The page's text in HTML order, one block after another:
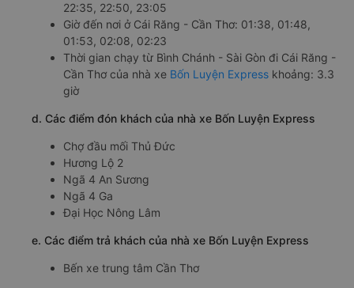
22:35, 22:50, 23:05
Giờ đến nơi ở Cái Răng - Cần Thơ: 01:38, 01:48,
01:53, 02:08, 02:23
Thời gian chạy từ Bình Chánh - Sài Gòn đi Cái Răng -
Cần Thơ của nhà xe Bốn Luyện Express khoảng: 3.3
giờ
d. Các điểm đón khách của nhà xe Bốn Luyện Express
Chợ đầu mối Thủ Đức
Hương Lộ 2
Ngã 4 An Sương
Ngã 4 Ga
Đại Học Nông Lâm
e. Các điểm trả khách của nhà xe Bốn Luyện Express
Bến xe trung tâm Cần Thơ